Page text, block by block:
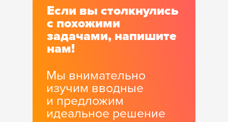
Если вы столкнулись
с похожими
задачами, напишите
нам!
Мы внимательно
изучим вводные
и предложим
идеальное решение